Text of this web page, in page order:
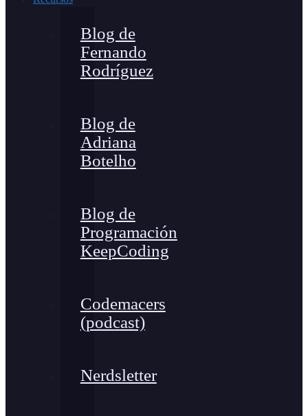
Blog de
Fernando
Rodríguez
Blog de
Adriana
Botelho
Blog de
Programación
KeepCoding
Codemacers
(podcast)
Nerdsletter